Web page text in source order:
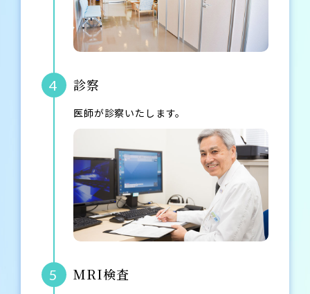
4 診察
医師が診察いたします。
5 MRI検査